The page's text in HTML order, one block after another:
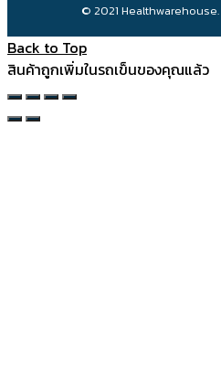
© 2021
Back to Top
สินค้าถูกเพิ่มในรถเข็นของคุณแล้ว